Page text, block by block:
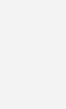
Pakete
die auch
und
einen Aufpreis
Modul